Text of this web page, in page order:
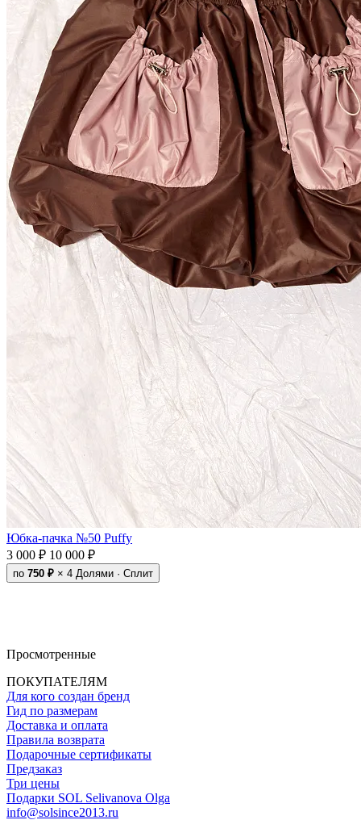
Юбка-пачка №50 Puffy
3 000 ₽ 10 000 ₽
по 750 ₽ × 4 Долями · Сплит
Просмотренные
ПОКУПАТЕЛЯМ
Для кого создан бренд
Гид по размерам
Доставка и оплата
Правила возврата
Подарочные сертификаты
Предзаказ
Три цены
Подарки SOL Selivanova Olga
info@solsince2013.ru